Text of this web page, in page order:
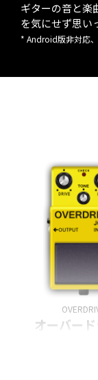
ギターの音と楽
を気にせず思い
* Android版非対応
オーバー